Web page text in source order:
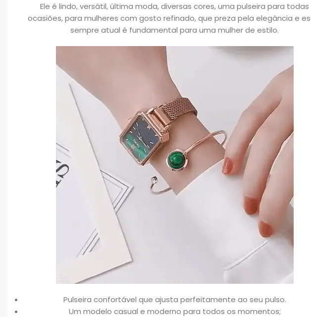
Ele é lindo, versátil, última moda, diversas cores, uma pulseira para todas
ocasiões, para mulheres com gosto refinado, que preza pela elegância e
sempre atual é fundamental para uma mulher de estilo.
Pulseira confortável que ajusta perfeitamente ao seu pulso.
Um modelo casual e moderno para todos os momentos;